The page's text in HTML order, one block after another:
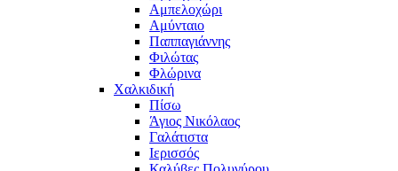
Αμπελοχώρι
Αμύνταιο
Παππαγιάννης
Φιλώτας
Φλώρινα
Χαλκιδική
Πίσω
Άγιος Νικόλαος
Γαλάτιστα
Ιερισσός